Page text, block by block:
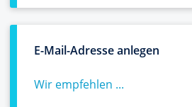
E-Mail-Adresse anlegen
Wir empfehlen ...